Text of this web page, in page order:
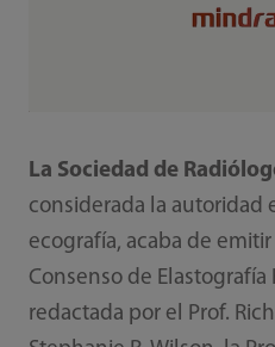
La Sociedad de
considerada la autoridad
ecografía, acaba de
Consenso de Elastografía
redactada por el Prof.